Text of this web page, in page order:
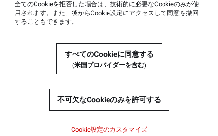
企業情報
メディアリレーションズ
全てのCookieを拒否した場合は、技術的に必要なCookieのみが使
用されます。また、後からCookie設定にアクセスして同意を撤回
することもできます。
すべてのCookieに同意する
(米国プロバイダーを含む)
不可欠なCookieのみを許可する
Cookie設定のカスタマイズ